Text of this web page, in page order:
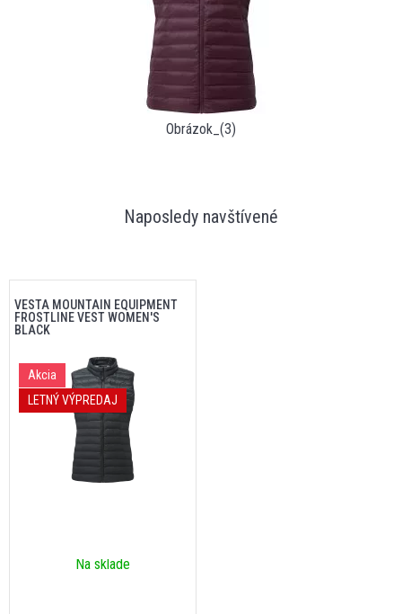
Obrázok_(3)
Naposledy navštívené
VESTA MOUNTAIN EQUIPMENT
FROSTLINE VEST WOMEN'S
BLACK
Akcia
LETNÝ VÝPREDAJ
Na sklade